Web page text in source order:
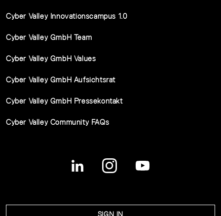
Cyber Valley Innovationscampus 1.0
Cyber Valley GmbH Team
Cyber Valley GmbH Values
Cyber Valley GmbH Aufsichtsrat
Cyber Valley GmbH Pressekontakt
Cyber Valley Community FAQs
SIGN IN